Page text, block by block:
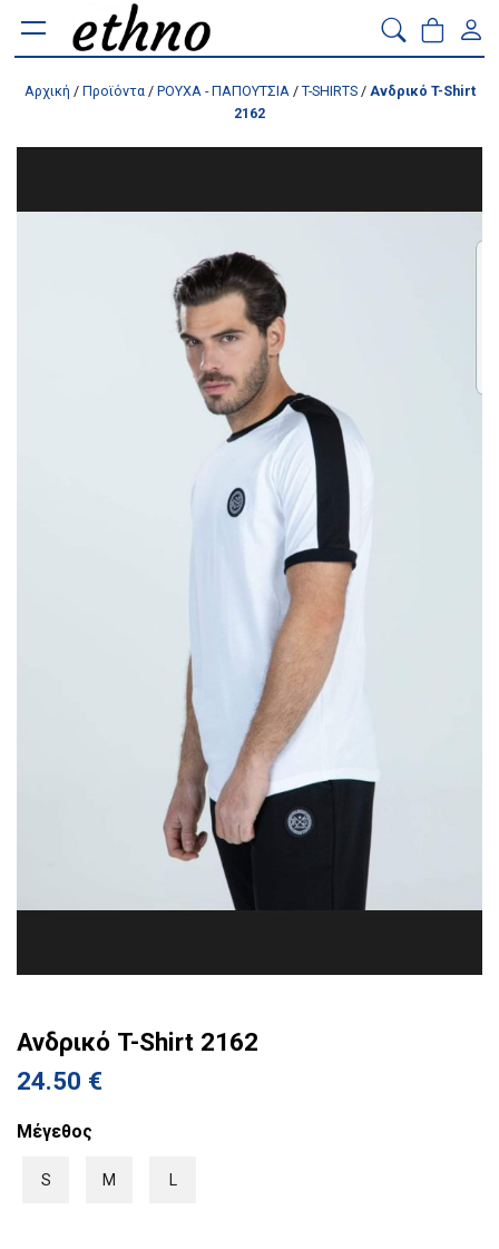
Αρχική / Προϊόντα/ ΡΟΥΧΑ - ΠΑΠΟΥΤΣΙΑ/ T-SHIRTS/ Ανδρικό T-Shirt
2162
Ανδρικό T-Shirt 2162
24.50 €
Μέγεθος
S M L